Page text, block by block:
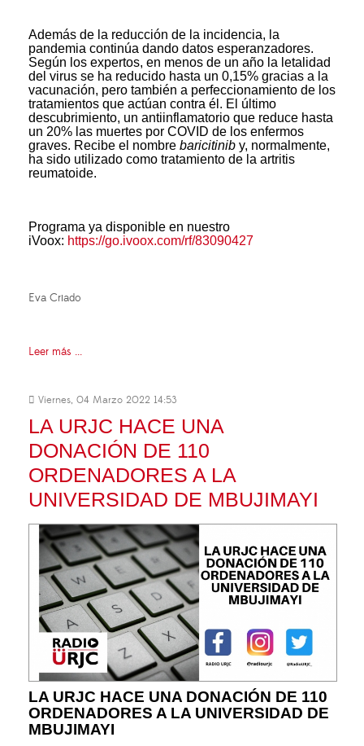
Además de la reducción de la incidencia, la
pandemia continúa dando datos esperanzadores.
Según los expertos, en menos de un año la letalidad
del virus se ha reducido hasta un 0,15% gracias a la
vacunación, pero también a perfeccionamiento de los
tratamientos que actúan contra él. El último
descubrimiento, un antiinflamatorio que reduce hasta
un 20% las muertes por COVID de los enfermos
graves. Recibe el nombre baricitinib y, normalmente,
ha sido utilizado como tratamiento de la artritis
reumatoide.
Programa ya disponible en nuestro
iVoox: https://go.ivoox.com/rf/83090427
Eva Criado
Leer más ...
Viernes, 04 Marzo 2022 14:53
LA URJC HACE UNA
DONACIÓN DE 110
ORDENADORES A LA
UNIVERSIDAD DE MBUJIMAYI
LA URJC HACE UNA DONACIÓN DE 110
ORDENADORES A LA UNIVERSIDAD DE
MBUJIMAYI